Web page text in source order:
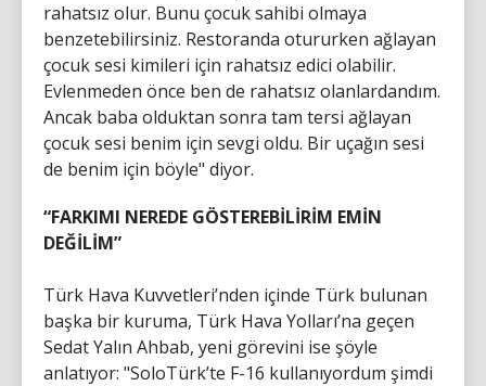
rahatsız olur. Bunu çocuk sahibi olmaya
benzetebilirsiniz. Restoranda otururken ağlayan
çocuk sesi kimileri için rahatsız edici olabilir.
Evlenmeden önce ben de rahatsız olanlardandım.
Ancak baba olduktan sonra tam tersi ağlayan
çocuk sesi benim için sevgi oldu. Bir uçağın sesi
de benim için böyle" diyor.
“FARKIMI NEREDE GÖSTEREBİLİRİM EMİN
DEĞİLİM”
Türk Hava Kuvvetleri’nden içinde Türk bulunan
başka bir kuruma, Türk Hava Yolları’na geçen
Sedat Yalın Ahbab, yeni görevini ise şöyle
anlatıyor: "SoloTürk’te F-16 kullanıyordum şimdi